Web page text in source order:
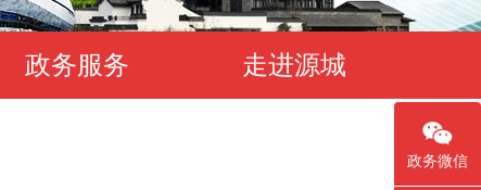
政务服务 走进源城
政务微信